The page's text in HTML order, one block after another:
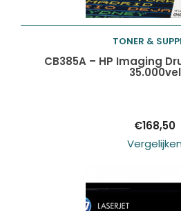
Toevoegen aan
TONER &
CB385A – HP Imaging
35.000vel
€168,50
Vergelijken